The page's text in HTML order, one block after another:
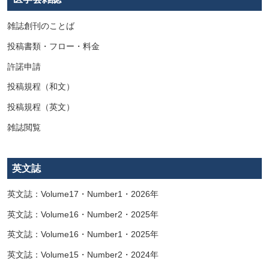
雑誌創刊のことば
投稿書類・フロー・料金
許諾申請
投稿規程（和文）
投稿規程（英文）
雑誌閲覧
英文誌
英文誌：Volume17・Number1・2026年
英文誌：Volume16・Number2・2025年
英文誌：Volume16・Number1・2025年
英文誌：Volume15・Number2・2024年